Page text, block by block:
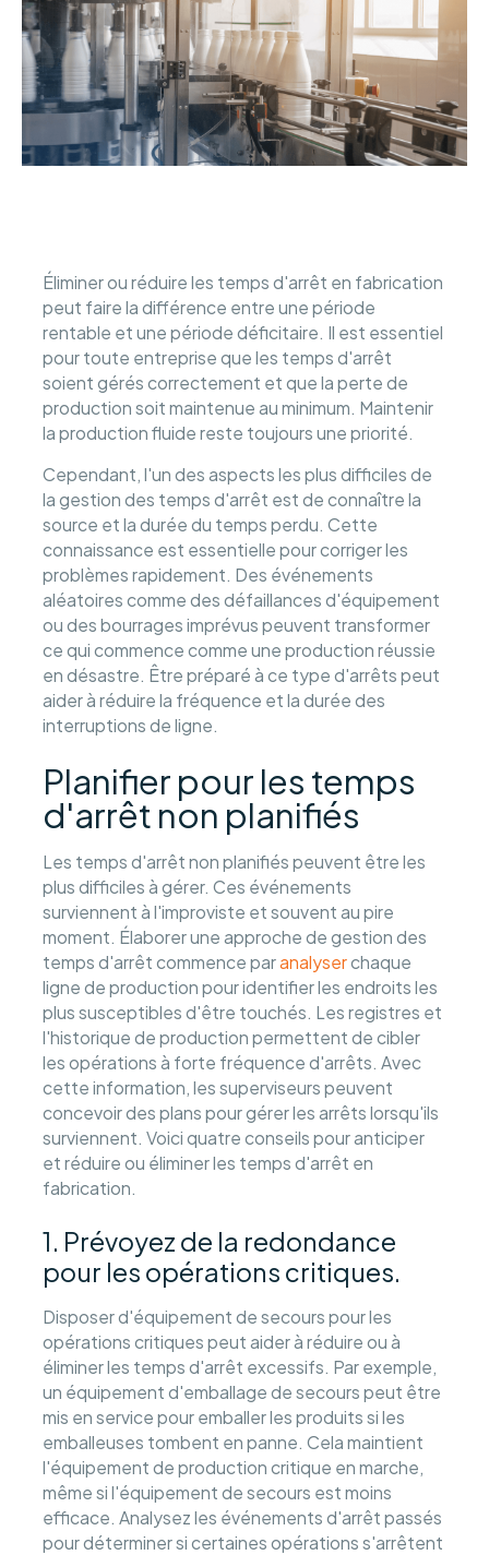
Éliminer ou réduire les temps d'arrêt en fabrication
peut faire la différence entre une période
rentable et une période déficitaire. Il est essentiel
pour toute entreprise que les temps d'arrêt
soient gérés correctement et que la perte de
production soit maintenue au minimum. Maintenir
la production fluide reste toujours une priorité.
Cependant, l'un des aspects les plus difficiles de
la gestion des temps d'arrêt est de connaître la
source et la durée du temps perdu. Cette
connaissance est essentielle pour corriger les
problèmes rapidement. Des événements
aléatoires comme des défaillances d'équipement
ou des bourrages imprévus peuvent transformer
ce qui commence comme une production réussie
en désastre. Être préparé à ce type d'arrêts peut
aider à réduire la fréquence et la durée des
interruptions de ligne.
Planifier pour les temps
d'arrêt non planifiés
Les temps d'arrêt non planifiés peuvent être les
plus difficiles à gérer. Ces événements
surviennent à l'improviste et souvent au pire
moment. Élaborer une approche de gestion des
temps d'arrêt commence paranalyserchaque
ligne de production pour identifier les endroits les
plus susceptibles d'être touchés. Les registres et
l'historique de production permettent de cibler
les opérations à forte fréquence d'arrêts. Avec
cette information, les superviseurs peuvent
concevoir des plans pour gérer les arrêts lorsqu'ils
surviennent. Voici quatre conseils pour anticiper
et réduire ou éliminer les temps d'arrêt en
fabrication.
1. Prévoyez de la redondance
pour les opérations critiques.
Disposer d'équipement de secours pour les
opérations critiques peut aider à réduire ou à
éliminer les temps d'arrêt excessifs. Par exemple,
un équipement d'emballage de secours peut être
mis en service pour emballer les produits si les
emballeuses tombent en panne. Cela maintient
l'équipement de production critique en marche,
même si l'équipement de secours est moins
efficace. Analysez les événements d'arrêt passés
pour déterminer si certaines opérations s'arrêtent